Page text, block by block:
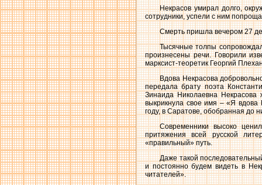
Некрасов умирал долго,
сотрудники, успели с ним
Смерть пришла вечером 27
Тысячные толпы
произнесены речи. Говорили
марксист-теоретик Георгий
Вдова Некрасова
передала брату поэта
Зинаида Николаевна Некрасова
выкрикнула свое имя – «Я вдова
году, в Саратове, обобранная до
Современники высоко
притяжения всей русской
«правильный» путь.
Даже такой
и постоянно будем видеть в
читателей».